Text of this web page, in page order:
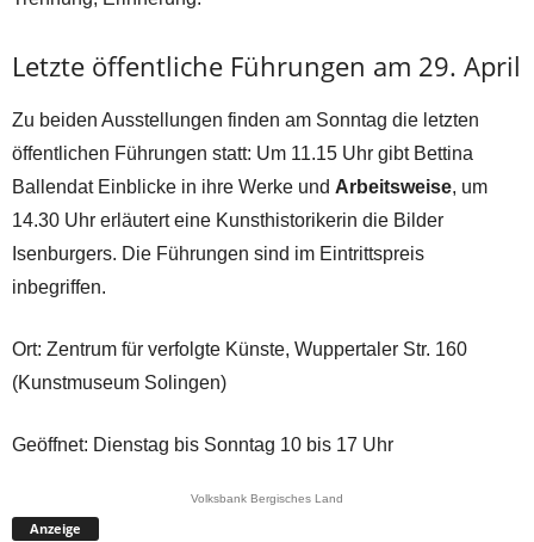
Letzte öffentliche Führungen am 29. April
Zu beiden Ausstellungen finden am Sonntag die letzten
öffentlichen Führungen statt: Um 11.15 Uhr gibt Bettina
Ballendat Einblicke in ihre Werke und Arbeitsweise, um
14.30 Uhr erläutert eine Kunsthistorikerin die Bilder
Isenburgers. Die Führungen sind im Eintrittspreis
inbegriffen.
Ort: Zentrum für verfolgte Künste, Wuppertaler Str. 160
(Kunstmuseum Solingen)
Geöffnet: Dienstag bis Sonntag 10 bis 17 Uhr
Volksbank Bergisches Land
Anzeige